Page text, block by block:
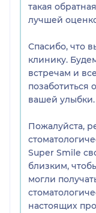
такая
лучшей
Спасибо, что
клинику.
встречам и
позаботиться
вашей улыбки.
Пожалуйста,
Super Smile
близким,
могли
настоящих